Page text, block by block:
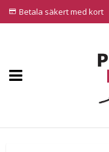
Betala säkert med kort